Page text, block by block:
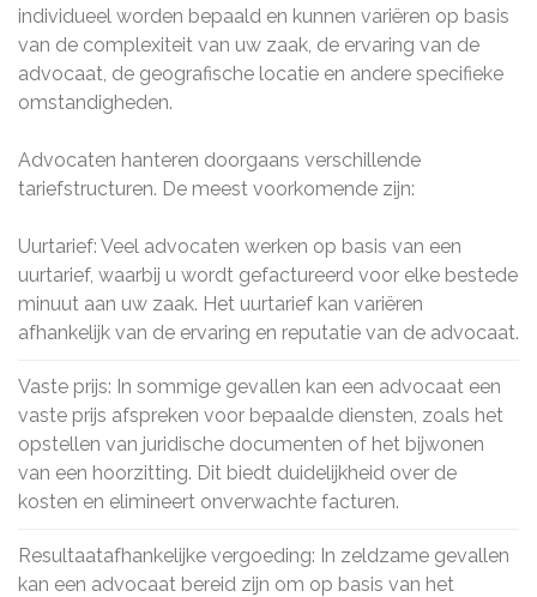
individueel worden bepaald en kunnen variëren op basis
van de complexiteit van uw zaak, de ervaring van de
advocaat, de geografische locatie en andere specifieke
omstandigheden.
Advocaten hanteren doorgaans verschillende
tariefstructuren. De meest voorkomende zijn:
Uurtarief: Veel advocaten werken op basis van een
uurtarief, waarbij u wordt gefactureerd voor elke bestede
minuut aan uw zaak. Het uurtarief kan variëren
afhankelijk van de ervaring en reputatie van de advocaat.
Vaste prijs: In sommige gevallen kan een advocaat een
vaste prijs afspreken voor bepaalde diensten, zoals het
opstellen van juridische documenten of het bijwonen
van een hoorzitting. Dit biedt duidelijkheid over de
kosten en elimineert onverwachte facturen.
Resultaatafhankelijke vergoeding: In zeldzame gevallen
kan een advocaat bereid zijn om op basis van het